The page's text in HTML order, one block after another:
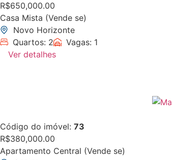
R$650,000.00
Casa Mista (Vende se)
Novo Horizonte
Quartos: 2
Vagas: 1
Ver detalhes
Código do imóvel: 73
R$380,000.00
Apartamento Central (Vende se)